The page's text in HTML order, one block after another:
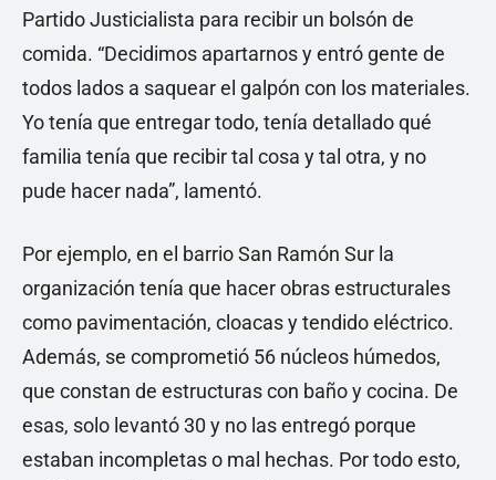
Partido Justicialista para recibir un bolsón de
comida. “Decidimos apartarnos y entró gente de
todos lados a saquear el galpón con los materiales.
Yo tenía que entregar todo, tenía detallado qué
familia tenía que recibir tal cosa y tal otra, y no
pude hacer nada”, lamentó.
Por ejemplo, en el barrio San Ramón Sur la
organización tenía que hacer obras estructurales
como pavimentación, cloacas y tendido eléctrico.
Además, se comprometió 56 núcleos húmedos,
que constan de estructuras con baño y cocina. De
esas, solo levantó 30 y no las entregó porque
estaban incompletas o mal hechas. Por todo esto,